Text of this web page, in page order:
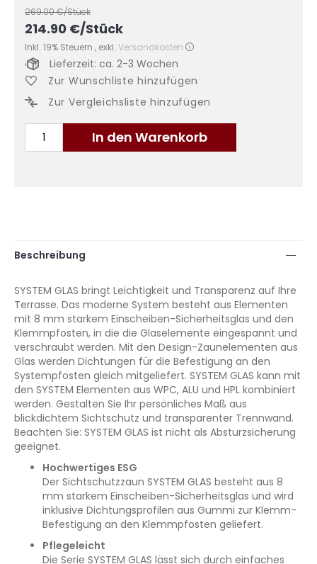
269.00€/Stück
214.90 €/Stück
Inkl. 19% Steuern , exkl. Versandkosten
In den Warenkorb
Lieferzeit: ca. 2-3 Wochen
Zur Wunschliste hinzufügen
Zur Vergleichsliste hinzufügen
Beschreibung
SYSTEM GLAS bringt Leichtigkeit und Transparenz auf Ihre
Terrasse. Das moderne System besteht aus Elementen
mit 8 mm starkem Einscheiben-Sicherheitsglas und den
Klemmpfosten, in die die Glaselemente eingespannt und
verschraubt werden. Mit den Design-Zaunelementen aus
Glas werden Dichtungen für die Befestigung an den
Systempfosten gleich mitgeliefert. SYSTEM GLAS kann mit
den SYSTEM Elementen aus WPC, ALU und HPL kombiniert
werden. Gestalten Sie Ihr persönliches Maß aus
blickdichtem Sichtschutz und transparenter Trennwand.
Beachten Sie: SYSTEM GLAS ist nicht als Absturzsicherung
geeignet.
Hochwertiges ESG
Der Sichtschutzzaun SYSTEM GLAS besteht aus 8
mm starkem Einscheiben-Sicherheitsglas und wird
inklusive Dichtungsprofilen aus Gummi zur Klemm-
Befestigung an den Klemmpfosten geliefert.
Pflegeleicht
Die Serie SYSTEM GLAS lässt sich durch einfaches